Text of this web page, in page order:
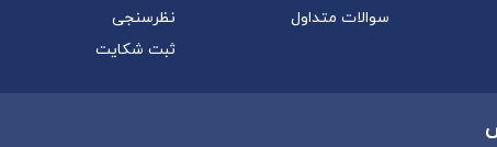
سوالات متداول
نظرسنجی
ثبت شکایت